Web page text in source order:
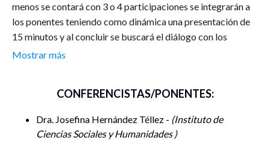
menos se contará con 3 o 4 participaciones se integrarán a
los ponentes teniendo como dinámica una presentación de
15 minutos y al concluir se buscará el diálogo con los
asistentes. Entre los participantes registrados se asignarán
tema de «Comunicación y género» y la segunda con el tema
señalar que el número de sesiones de cada mesa temática
dependerá del número de participantes. Se hará uso de un
Mostrar más
CONFERENCISTAS/PONENTES:
Dra. Josefina Hernández Téllez - Instituto de
Ciencias Sociales y Humanidades